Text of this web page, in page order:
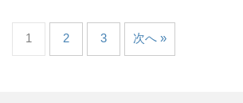
1 2 3 次へ »